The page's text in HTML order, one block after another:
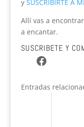
y SUSCRIBIRTE A
Allí vas a
a encantar.
SUSCRIBETE Y
Entradas